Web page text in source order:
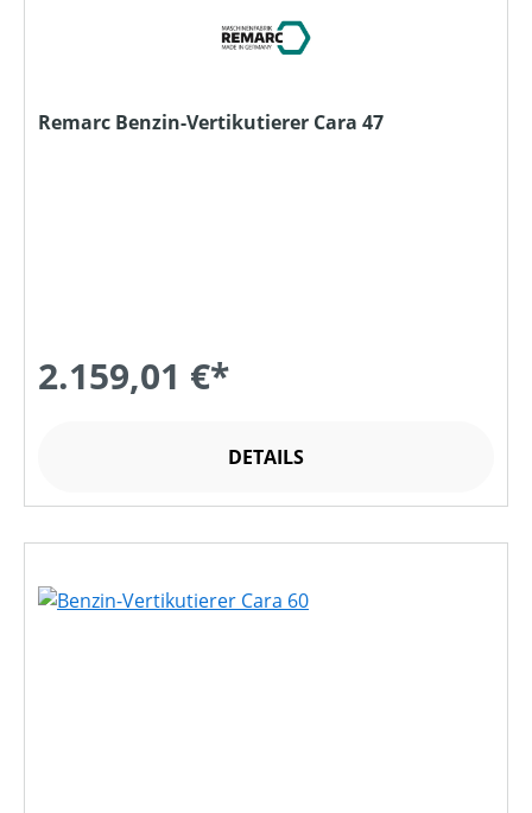
Remarc Benzin-Vertikutierer Cara 47
2.159,01 €*
DETAILS